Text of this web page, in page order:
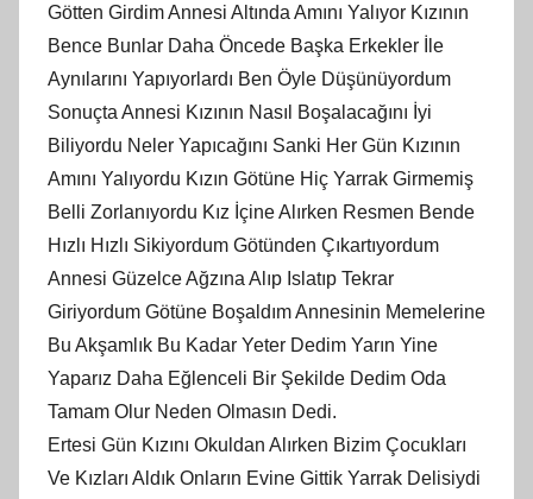
Götten Girdim Annesi Altında Amını Yalıyor Kızının
Bence Bunlar Daha Öncede Başka Erkekler İle
Aynılarını Yapıyorlardı Ben Öyle Düşünüyordum
Sonuçta Annesi Kızının Nasıl Boşalacağını İyi
Biliyordu Neler Yapıcağını Sanki Her Gün Kızının
Amını Yalıyordu Kızın Götüne Hiç Yarrak Girmemiş
Belli Zorlanıyordu Kız İçine Alırken Resmen Bende
Hızlı Hızlı Sikiyordum Götünden Çıkartıyordum
Annesi Güzelce Ağzına Alıp Islatıp Tekrar
Giriyordum Götüne Boşaldım Annesinin Memelerine
Bu Akşamlık Bu Kadar Yeter Dedim Yarın Yine
Yaparız Daha Eğlenceli Bir Şekilde Dedim Oda
Tamam Olur Neden Olmasın Dedi.
Ertesi Gün Kızını Okuldan Alırken Bizim Çocukları
Ve Kızları Aldık Onların Evine Gittik Yarrak Delisiydi